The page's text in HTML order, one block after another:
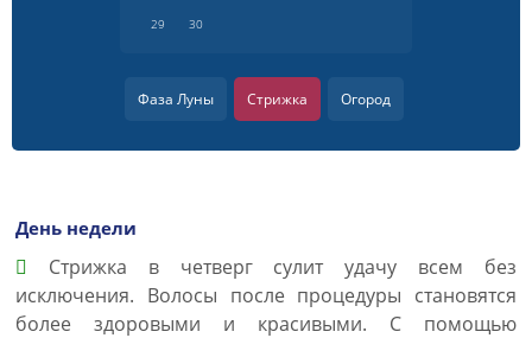
29
30
Фаза Луны Стрижка Огород
День недели
Cтрижка в четверг сулит удачу всем без
исключения. Волосы после процедуры становятся
более здоровыми и красивыми. С помощью